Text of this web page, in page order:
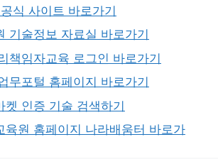
식 사이트 바로가기
기술정보 자료실 바로가기
책임자교육 로그인 바로가기
무포털 홈페이지 바로가기
켓 인증 기술 검색하기
육원 홈페이지 나라배움터 바로가